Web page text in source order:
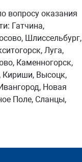
вопросу оказания
Гатчина,
Шлиссельбург,
Луга,
Каменногорск,
Кириши, Высоцк,
Новая
Поле, Сланцы,